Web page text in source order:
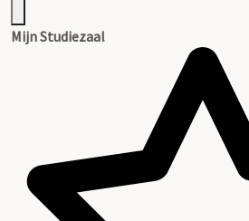
Mijn Studiezaal